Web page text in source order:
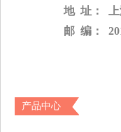
地 址：
邮 编：
产品中心